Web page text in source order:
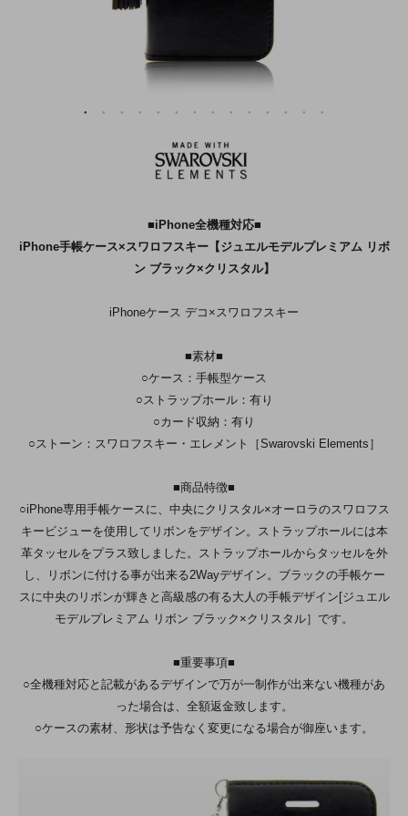
■iPhone全機種対応■
iPhone手帳ケース×スワロフスキー【ジュエルモデルプレミアム リボ
ン ブラック×クリスタル】
iPhoneケース デコ×スワロフスキー
■素材■
○ケース：手帳型ケース
○ストラップホール：有り
○カード収納：有り
○ストーン：スワロフスキー・エレメント［Swarovski Elements］
■商品特徴■
○iPhone専用手帳ケースに、中央にクリスタル×オーロラのスワロフス
キービジューを使用してリボンをデザイン。ストラップホールには本
革タッセルをプラス致しました。ストラップホールからタッセルを外
し、リボンに付ける事が出来る2Wayデザイン。ブラックの手帳ケー
スに中央のリボンが輝きと高級感の有る大人の手帳デザイン[ジュエル
モデルプレミアム リボン ブラック×クリスタル］です。
■重要事項■
○全機種対応と記載があるデザインで万が一制作が出来ない機種があ
った場合は、全額返金致します。
○ケースの素材、形状は予告なく変更になる場合が御座います。